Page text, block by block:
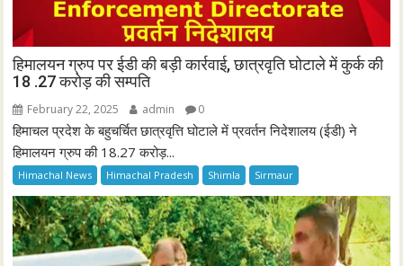
हिमालयन ग्रुप पर ईडी की बड़ी कार्रवाई, छात्रवृति घोटाले में कुर्क की
18 .27 करोड़ की सम्पति
February 22, 2025 admin 0
हिमाचल प्रदेश के बहुचर्चित छात्रवृत्ति घोटाले में प्रवर्तन निदेशालय (ईडी) ने
हिमालयन ग्रुप की 18.27 करोड़...
Himachal News Himachal Pradesh Shimla Sirmaur